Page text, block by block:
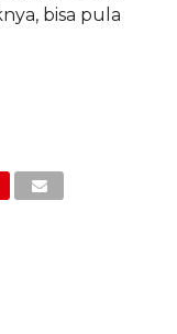
bisa pula